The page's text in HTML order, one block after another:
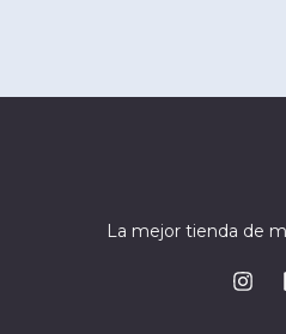
La mejor tienda de